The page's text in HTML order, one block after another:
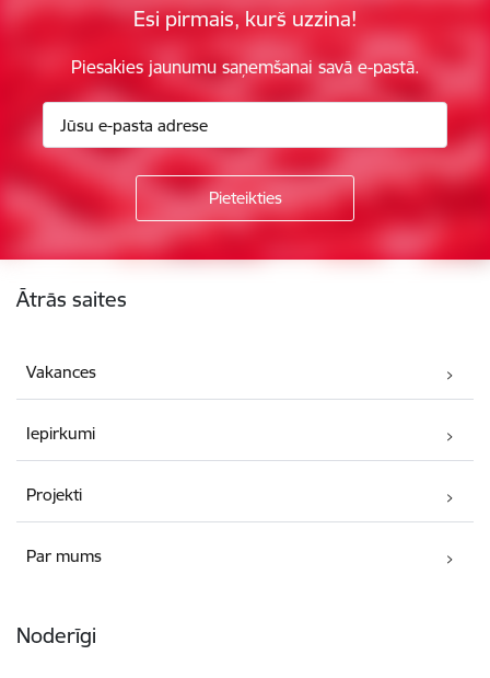
Esi pirmais, kurš uzzina!
Piesakies jaunumu saņemšanai savā e-pastā.
Ātrās saites
Vakances
Iepirkumi
Projekti
Par mums
Noderīgi